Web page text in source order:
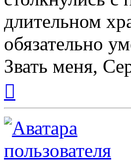
длительном
обязательно
Звать меня,
началу